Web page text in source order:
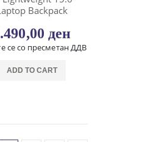
Backpack
ден
се со пресметан ДДВ
ADD TO CART